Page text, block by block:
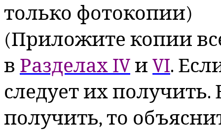
только фотокопии)
(Приложите копии
в Разделах IV и VI.
следует их
получить, то